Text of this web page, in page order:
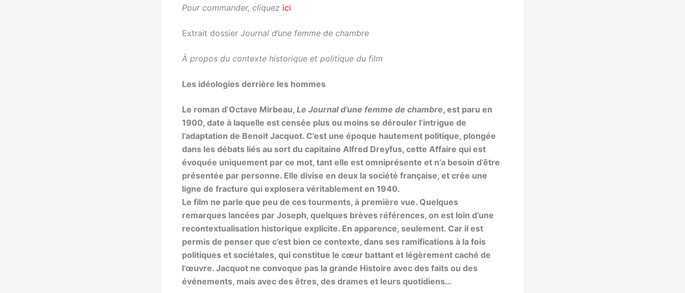
Pour commander, cliquez ici
Extrait dossier Journal d’une femme de chambre
À propos du contexte historique et politique du film
Les idéologies derrière les hommes
Le roman d’Octave Mirbeau, Le Journal d’une femme de chambre, est paru en
1900, date à laquelle est censée plus ou moins se dérouler l’intrigue de
l’adaptation de Benoit Jacquot. C’est une époque hautement politique, plongée
dans les débats liés au sort du capitaine Alfred Dreyfus, cette Affaire qui est
évoquée uniquement par ce mot, tant elle est omniprésente et n’a besoin d’être
présentée par personne. Elle divise en deux la société française, et crée une
ligne de fracture qui explosera véritablement en 1940.
Le film ne parle que peu de ces tourments, à première vue. Quelques
remarques lancées par Joseph, quelques brèves références, on est loin d’une
recontextualisation historique explicite. En apparence, seulement. Car il est
permis de penser que c’est bien ce contexte, dans ses ramifications à la fois
politiques et sociétales, qui constitue le cœur battant et légèrement caché de
l’œuvre. Jacquot ne convoque pas la grande Histoire avec des faits ou des
événements, mais avec des êtres, des drames et leurs quotidiens…